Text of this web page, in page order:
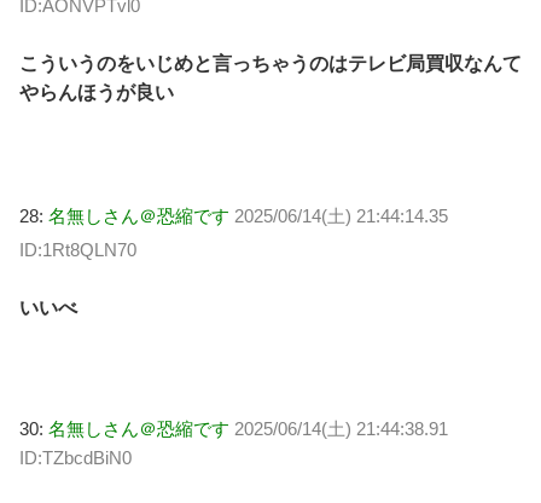
ID:AONVPTvl0
こういうのをいじめと言っちゃうのはテレビ局買収なんて
やらんほうが良い
28: 名無しさん＠恐縮です 2025/06/14(土) 21:44:14.35
ID:1Rt8QLN70
いいべ
30: 名無しさん＠恐縮です 2025/06/14(土) 21:44:38.91
ID:TZbcdBiN0